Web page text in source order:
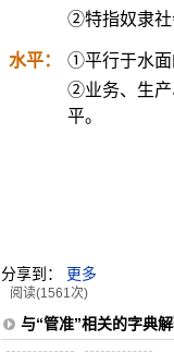
②特指奴隶社
水平：
①平行于水面
②业务、生产
平。
分享到： 更多
阅读(1561次)
与“管准”相关的字典